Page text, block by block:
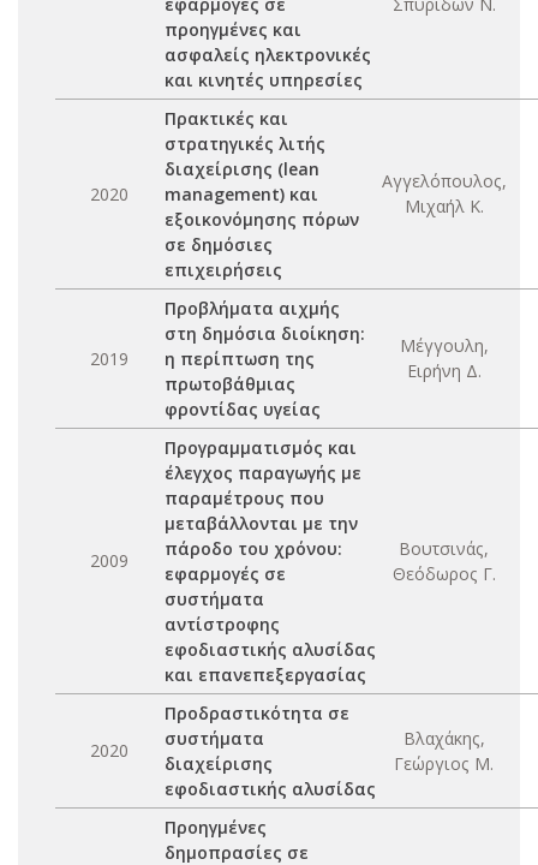
προηγμένες και
ασφαλείς ηλεκτρονικές
και κινητές υπηρεσίες
2020
Πρακτικές και
στρατηγικές λιτής
διαχείρισης (lean
management) και
εξοικονόμησης πόρων
σε δημόσιες
επιχειρήσεις
Αγγελόπουλος,
Μιχαήλ Κ.
2019
Προβλήματα αιχμής
στη δημόσια διοίκηση:
η περίπτωση της
πρωτοβάθμιας
φροντίδας υγείας
Μέγγουλη,
Ειρήνη Δ.
2009
Προγραμματισμός και
έλεγχος παραγωγής με
παραμέτρους που
μεταβάλλονται με την
πάροδο του χρόνου:
εφαρμογές σε
συστήματα
αντίστροφης
εφοδιαστικής αλυσίδας
και επανεπεξεργασίας
Βουτσινάς,
Θεόδωρος Γ.
2020
Προδραστικότητα σε
συστήματα
διαχείρισης
εφοδιαστικής αλυσίδας
Βλαχάκης,
Γεώργιος Μ.
Προηγμένες
δημοπρασίες σε